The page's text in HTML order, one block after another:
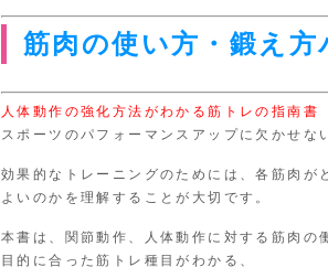
筋肉の使い方・鍛え
人体動作の強化方法がわかる筋トレの指南書
スポーツのパフォーマンスアップに欠かせな
効果的なトレーニングのためには、各筋肉
よいのかを理解することが大切です。
本書は、関節動作、人体動作に対する筋肉の
目的に合った筋トレ種目がわかる、